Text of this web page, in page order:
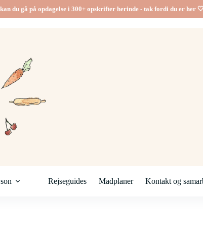
du gå på opdagelse i 300+ opskrifter herinde - tak fordi du er her 🤍
Rejseguides Madplaner Kontakt og